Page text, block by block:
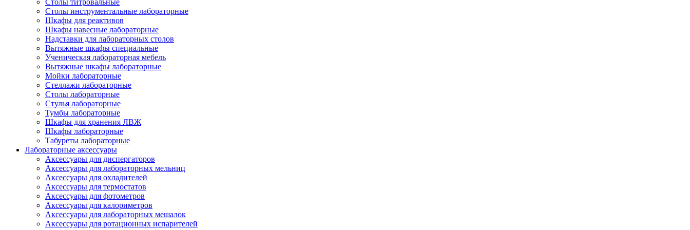
Столы титровальные
Столы инструментальные лабораторные
Шкафы для реактивов
Шкафы навесные лабораторные
Надставки для лабораторных столов
Вытяжные шкафы специальные
Ученическая лабораторная мебель
Вытяжные шкафы лабораторные
Мойки лабораторные
Стеллажи лабораторные
Столы лабораторные
Стулья лабораторные
Тумбы лабораторные
Шкафы для хранения ЛВЖ
Шкафы лабораторные
Табуреты лабораторные
Лабораторные аксессуары
Аксессуары для диспергаторов
Аксессуары для лабораторных мельниц
Аксессуары для охладителей
Аксессуары для термостатов
Аксессуары для фотометров
Аксессуары для калориметров
Аксессуары для лабораторных мешалок
Аксессуары для ротационных испарителей